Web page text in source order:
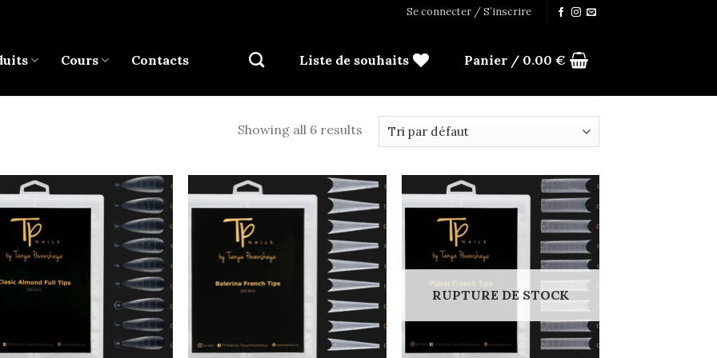
Se connecter / S’inscrire
Cours Contacts Liste de souhaits Panier / 0.00 €
Showing all 6 results
Add to
wishlist
Add to
wishlist
Add to
wishlist
RUPTURE DE STOCK